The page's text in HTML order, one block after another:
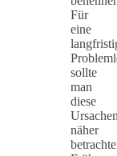
Für
eine
sollte
man
diese
näher